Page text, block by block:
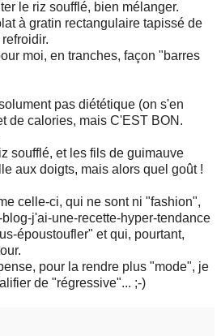
le riz soufflé, bien mélanger.
à gratin rectangulaire tapissé de
moi, en tranches, façon "barres
pas diététique (on s'en
de calories, mais C'EST BON.
soufflé, et les fils de guimauve
aux doigts, mais alors quel goût !
celle-ci, qui ne sont ni "fashion",
j'ai-une-recette-hyper-tendance
époustoufler" et qui, pourtant,
pour la rendre plus "mode", je
de "régressive"... ;-)